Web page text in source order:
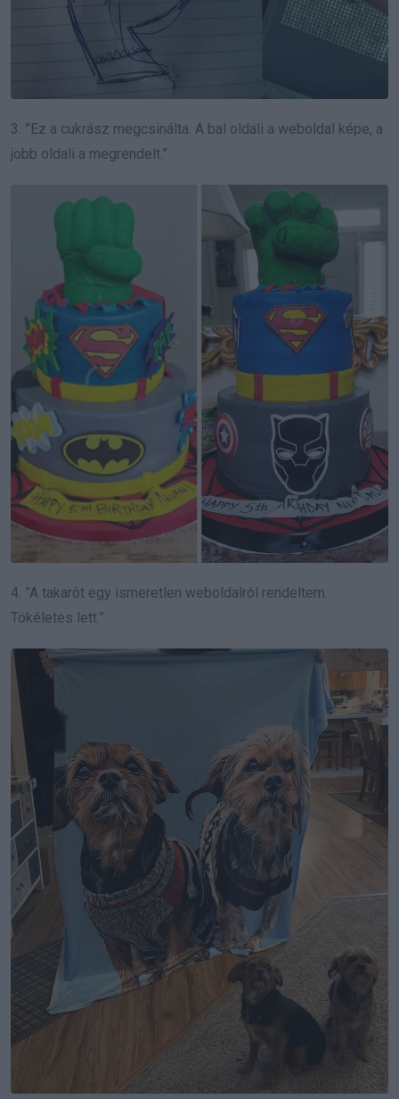
3. ”Ez a cukrász megcsinálta. A bal oldali a weboldal képe, a
jobb oldali a megrendelt.”
4. ”A takarót egy ismeretlen weboldalról rendeltem.
Tökéletes lett.”